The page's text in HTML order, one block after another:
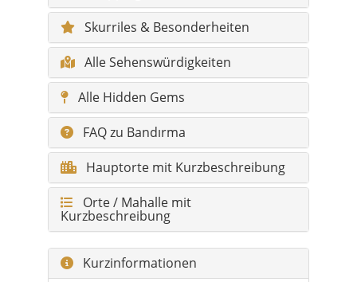
Alle Hidden Gems
FAQ zu Bandırma
Hauptorte mit Kurzbeschreibung
Orte / Mahalle mit
Kurzbeschreibung
Kurzinformationen
Region:Marmara-Region
Provinz:Balıkesir
Einwohner:ca. 169.476
Struktur:55 Mahalle